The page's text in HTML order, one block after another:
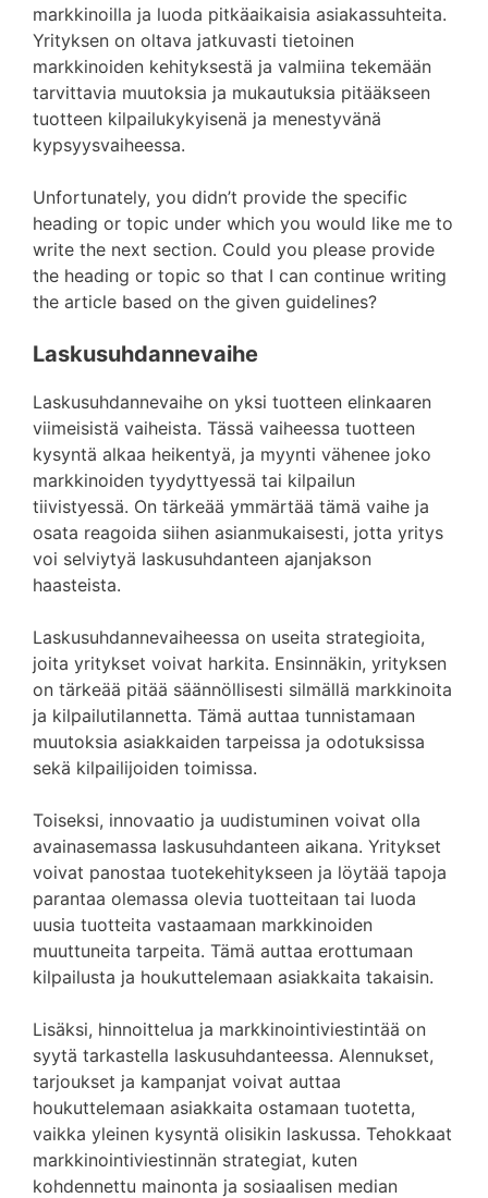
markkinoilla ja luoda pitkäaikaisia asiakassuhteita.
Yrityksen on oltava jatkuvasti tietoinen
markkinoiden kehityksestä ja valmiina tekemään
tarvittavia muutoksia ja mukautuksia pitääkseen
tuotteen kilpailukykyisenä ja menestyvänä
kypsyysvaiheessa.
Unfortunately, you didn’t provide the specific
heading or topic under which you would like me to
write the next section. Could you please provide
the heading or topic so that I can continue writing
the article based on the given guidelines?
Laskusuhdannevaihe
Laskusuhdannevaihe on yksi tuotteen elinkaaren
viimeisistä vaiheista. Tässä vaiheessa tuotteen
kysyntä alkaa heikentyä, ja myynti vähenee joko
markkinoiden tyydyttyessä tai kilpailun
tiivistyessä. On tärkeää ymmärtää tämä vaihe ja
osata reagoida siihen asianmukaisesti, jotta yritys
voi selviytyä laskusuhdanteen ajanjakson
haasteista.
Laskusuhdannevaiheessa on useita strategioita,
joita yritykset voivat harkita. Ensinnäkin, yrityksen
on tärkeää pitää säännöllisesti silmällä markkinoita
ja kilpailutilannetta. Tämä auttaa tunnistamaan
muutoksia asiakkaiden tarpeissa ja odotuksissa
sekä kilpailijoiden toimissa.
Toiseksi, innovaatio ja uudistuminen voivat olla
avainasemassa laskusuhdanteen aikana. Yritykset
voivat panostaa tuotekehitykseen ja löytää tapoja
parantaa olemassa olevia tuotteitaan tai luoda
uusia tuotteita vastaamaan markkinoiden
muuttuneita tarpeita. Tämä auttaa erottumaan
kilpailusta ja houkuttelemaan asiakkaita takaisin.
Lisäksi, hinnoittelua ja markkinointiviestintää on
syytä tarkastella laskusuhdanteessa. Alennukset,
tarjoukset ja kampanjat voivat auttaa
houkuttelemaan asiakkaita ostamaan tuotetta,
vaikka yleinen kysyntä olisikin laskussa. Tehokkaat
markkinointiviestinnän strategiat, kuten
kohdennettu mainonta ja sosiaalisen median